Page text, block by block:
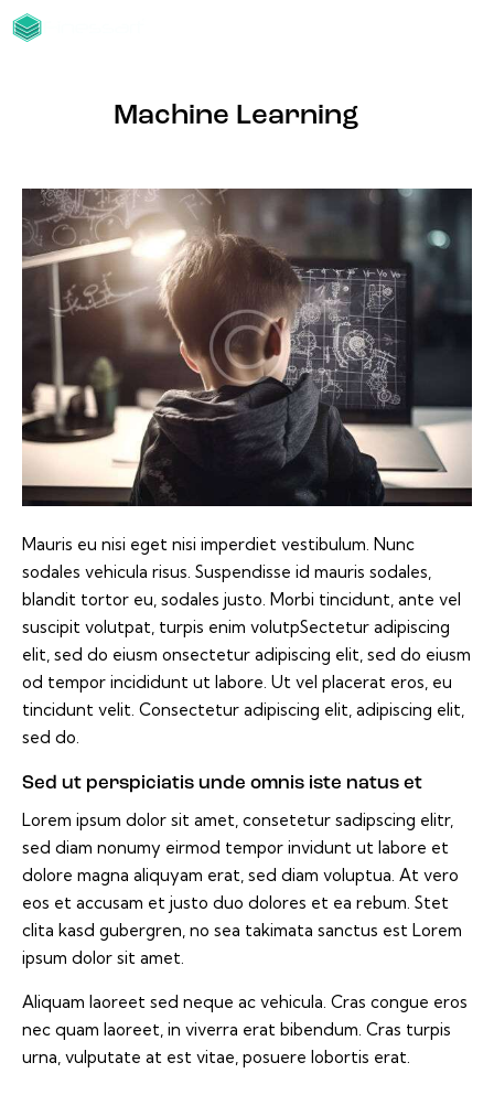
Machine Learning
Mauris eu nisi eget nisi imperdiet vestibulum. Nunc
sodales vehicula risus. Suspendisse id mauris sodales,
blandit tortor eu, sodales justo. Morbi tincidunt, ante vel
suscipit volutpat, turpis enim volutpSectetur adipiscing
elit, sed do eiusm onsectetur adipiscing elit, sed do eiusm
od tempor incididunt ut labore. Ut vel placerat eros, eu
tincidunt velit. Consectetur adipiscing elit, adipiscing elit,
sed do.
Sed ut perspiciatis unde omnis iste natus et
Lorem ipsum dolor sit amet, consetetur sadipscing elitr,
sed diam nonumy eirmod tempor invidunt ut labore et
dolore magna aliquyam erat, sed diam voluptua. At vero
eos et accusam et justo duo dolores et ea rebum. Stet
clita kasd gubergren, no sea takimata sanctus est Lorem
ipsum dolor sit amet.
Aliquam laoreet sed neque ac vehicula. Cras congue eros
nec quam laoreet, in viverra erat bibendum. Cras turpis
urna, vulputate at est vitae, posuere lobortis erat.